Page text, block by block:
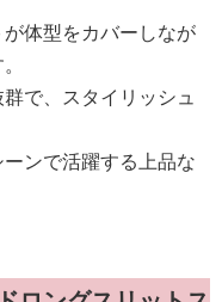
体型をカバーしなが
で、スタイリッシュ
ンで活躍する上品な